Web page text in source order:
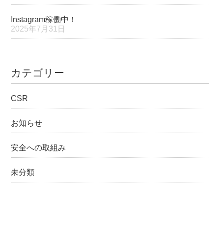
Instagram稼働中！
2025年7月31日
カテゴリー
CSR
お知らせ
安全への取組み
未分類